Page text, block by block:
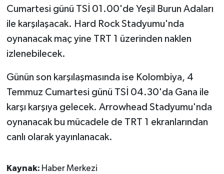
Cumartesi günü TSİ 01.00'de Yeşil Burun Adaları
ile karşılaşacak. Hard Rock Stadyumu'nda
oynanacak maç yine TRT 1 üzerinden naklen
izlenebilecek.
Günün son karşılaşmasında ise Kolombiya, 4
Temmuz Cumartesi günü TSİ 04.30'da Gana ile
karşı karşıya gelecek. Arrowhead Stadyumu'nda
oynanacak bu mücadele de TRT 1 ekranlarından
canlı olarak yayınlanacak.
Kaynak: Haber Merkezi